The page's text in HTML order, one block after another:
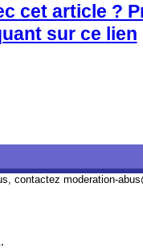
cet article ?
sur ce lien
contactez moderation-